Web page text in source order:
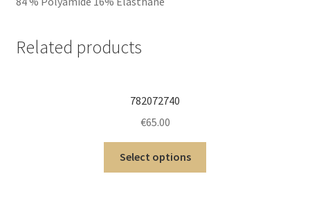
Related products
782072740
€65.00
Select options